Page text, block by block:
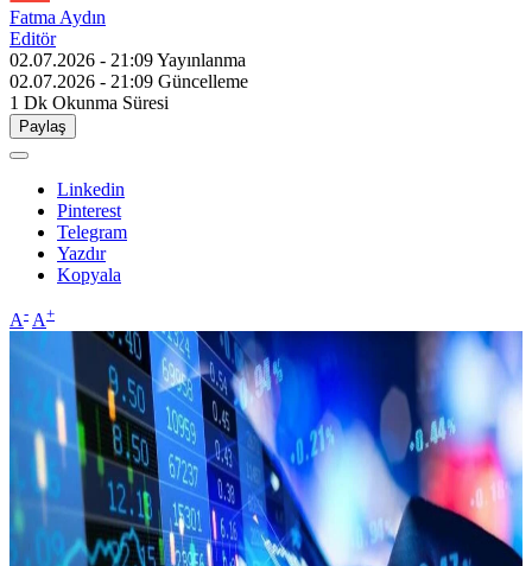
Fatma Aydın
Editör
02.07.2026 - 21:09Yayınlanma
02.07.2026 - 21:09 Güncelleme
1 Dk Okunma Süresi
Paylaş
Linkedin
Pinterest
Telegram
Yazdır
Kopyala
A- A+